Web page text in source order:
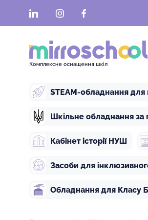
LinkedInInstagramFacebook
Комплексне оснащення шкіл
STEAM-обладнання для
Шкільне обладнання
Кабінет історії НУШ
Засоби для
Обладнання для Класу